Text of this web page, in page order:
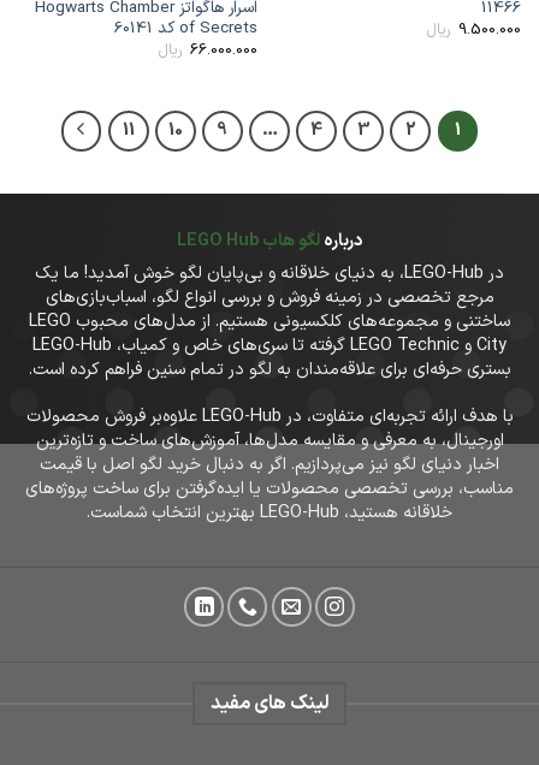
11466
9.500.000 ریال
اسرار هاگواتز Hogwarts Chamber
of Secrets کد 60141
66.000.000 ریال
1
2
3
4
…
9
10
11
دربارهلگو هاب LEGO Hub
در LEGO-Hub، به دنیای خلاقانه و بی‌پایان لگو خوش آمدید! ما یک
مرجع تخصصی در زمینه فروش و بررسی انواع لگو، اسباب‌بازی‌های
ساختنی و مجموعه‌های کلکسیونی هستیم. از مدل‌های محبوب LEGO
City و LEGO Technic گرفته تا سری‌های خاص و کمیاب، LEGO-Hub
بستری حرفه‌ای برای علاقه‌مندان به لگو در تمام سنین فراهم کرده است.
با هدف ارائه تجربه‌ای متفاوت، در LEGO-Hub علاوه‌بر فروش محصولات
اورجینال، به معرفی و مقایسه مدل‌ها، آموزش‌های ساخت و تازه‌ترین
اخبار دنیای لگو نیز می‌پردازیم. اگر به دنبال خرید لگو اصل با قیمت
مناسب، بررسی تخصصی محصولات یا ایده‌گرفتن برای ساخت پروژه‌های
خلاقانه هستید، LEGO-Hub بهترین انتخاب شماست.
لینک های مفید